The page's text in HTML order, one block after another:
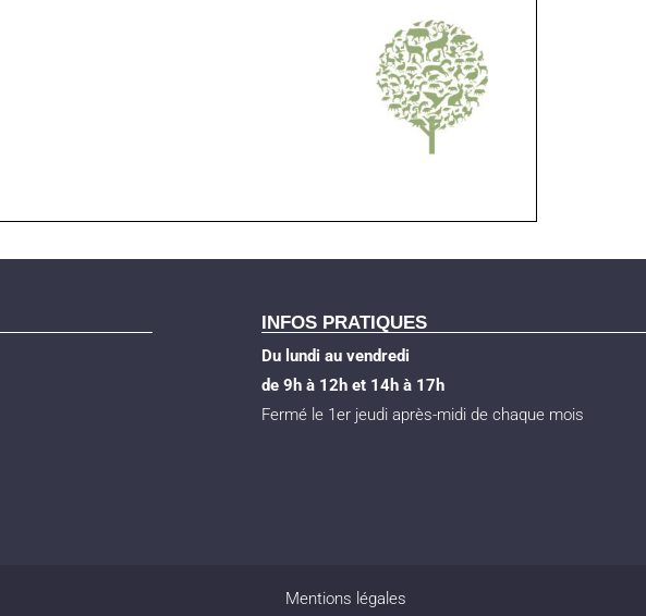
INFOS PRATIQUES
Du lundi au vendredi
de 9h à 12h et 14h à 17h
Fermé le 1er jeudi après-midi de chaque mois
Mentions légales